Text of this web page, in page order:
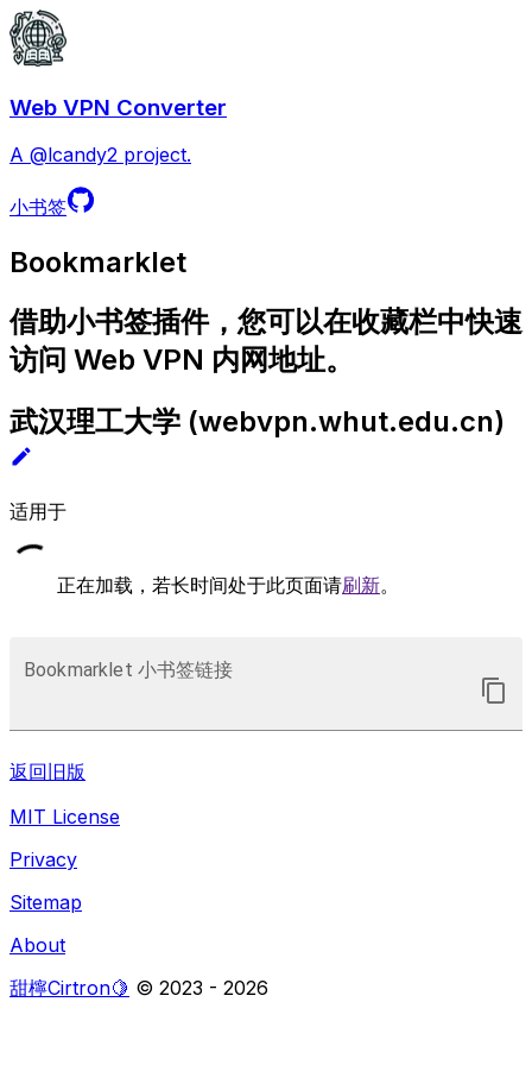
Web VPN Converter
A @lcandy2 project.
小书签
Bookmarklet
借助小书签插件，您可以在收藏栏中快速
访问 Web VPN 内网地址。
武汉理工大学 (webvpn.whut.edu.cn)
适用于
正在加载，若长时间处于此页面请刷新。
Bookmarklet 小书签链接
返回旧版
MIT License
Privacy
Sitemap
About
甜檸Cirtron🍋 © 2023 - 2026